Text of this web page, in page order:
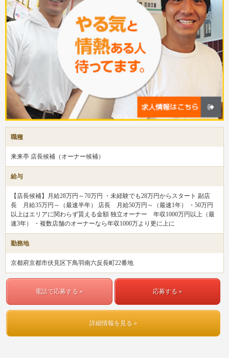
職種
来来亭 店長候補（オーナー候補）
給与
【店長候補】月給28万円～70万円 ・未経験でも28万円からスタート 副店
長 月給35万円～（最速半年） 店長 月給50万円～（最速1年） ・50万円
以上はエリアに関わらず貰える金額 独立オーナー 年収1000万円以上（最
速3年） ・複数店舗のオーナーなら年収1000万より更に上に
勤務地
京都府京都市伏見区下鳥羽南六反長町22番地
電話で応募する » 応募する »
詳細情報を見る »